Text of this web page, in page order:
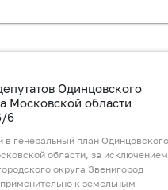
Одинцовского
Московской области
6
в генеральный план Одинцовского
области, за исключением
округа Звенигород
к земельным